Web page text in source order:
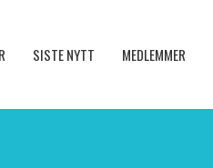
SISTE NYTT MEDLEMMER